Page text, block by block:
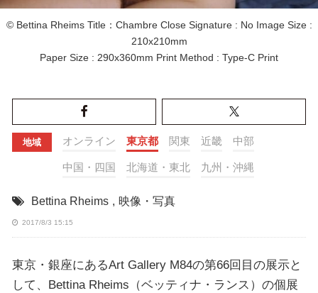
© Bettina Rheims Title：Chambre Close Signature : No Image Size :
210x210mm
Paper Size : 290x360mm Print Method : Type-C Print
地域 オンライン 東京都 関東 近畿 中部
中国・四国 北海道・東北 九州・沖縄
Bettina Rheims , 映像・写真
2017/8/3 15:15
東京・銀座にあるArt Gallery M84の第66回目の展示と
して、Bettina Rheims（ベッティナ・ランス）の個展